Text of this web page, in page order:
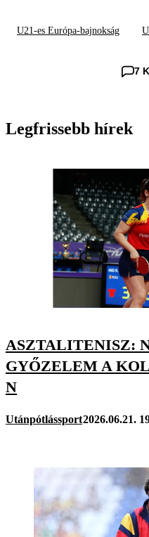
U21-es Európa-bajnokság
7
Legfrissebb hírek
ASZTALITENISZ:
GYŐZELEM A
N
Utánpótlássport2026.06.21.